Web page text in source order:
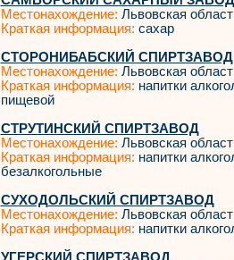
Местонахождение: Львовская
Краткая информация: сахар
СТОРОНИБАБСКИЙ СПИРТЗАВОД
Местонахождение: Львовская
Краткая информация: напитки
пищевой
СТРУТИНСКИЙ СПИРТЗАВОД
Местонахождение: Львовская
Краткая информация: напитки
безалкогольные
СУХОДОЛЬСКИЙ СПИРТЗАВОД
Местонахождение: Львовская
Краткая информация: напитки